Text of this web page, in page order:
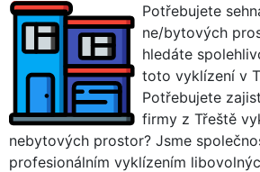
Potřebujete
ne/bytových
hledáte
toto vyklízení v
Potřebujete
firmy z Třeště
nebytových prostor? Jsme
profesionálním vyklízením